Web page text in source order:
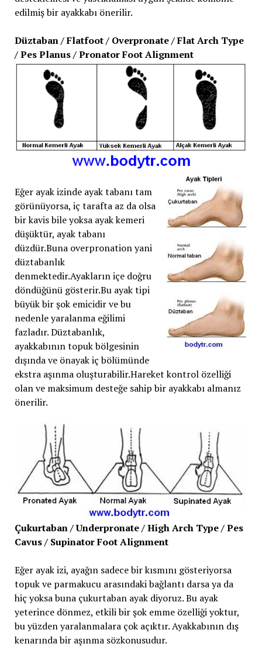
edilmiş bir ayakkabı önerilir.
Düztaban / Flatfoot / Overpronate / Flat Arch Type
/ Pes Planus / Pronator Foot Alignment
Eğer ayak izinde ayak tabanı tam
görünüyorsa, iç tarafta az da olsa
bir kavis bile yoksa ayak kemeri
düşüktür, ayak tabanı
düzdür.Buna overpronation yani
düztabanlık
denmektedir.Ayakların içe doğru
döndüğünü gösterir.Bu ayak tipi
büyük bir şok emicidir ve bu
nedenle yaralanma eğilimi
fazladır. Düztabanlık,
ayakkabının topuk bölgesinin
dışında ve önayak iç bölümünde
ekstra aşınma oluşturabilir.Hareket kontrol özelliği
olan ve maksimum desteğe sahip bir ayakkabı almanız
önerilir.
Çukurtaban / Underpronate / High Arch Type / Pes
Cavus / Supinator Foot Alignment
Eğer ayak izi, ayağın sadece bir kısmını gösteriyorsa
topuk ve parmakucu arasındaki bağlantı darsa ya da
hiç yoksa buna çukurtaban ayak diyoruz. Bu ayak
yeterince dönmez, etkili bir şok emme özelliği yoktur,
bu yüzden yaralanmalara çok açıktır. Ayakkabının dış
kenarında bir aşınma sözkonusudur.